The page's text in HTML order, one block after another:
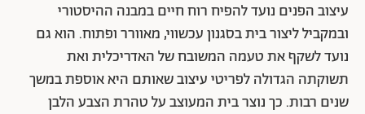
עיצוב הפנים נועד להפיח רוח חיים במבנה ההיסטורי
ובמקביל ליצור בית בסגנון עכשווי, מאוורר ופתוח. הוא גם
נועד לשקף את טעמה המשובח של האדריכלית ואת
תשוקתה הגדולה לפריטי עיצוב שאותם היא אוספת במשך
שנים רבות. כך נוצר בית המעוצב על טהרת הצבע הלבן